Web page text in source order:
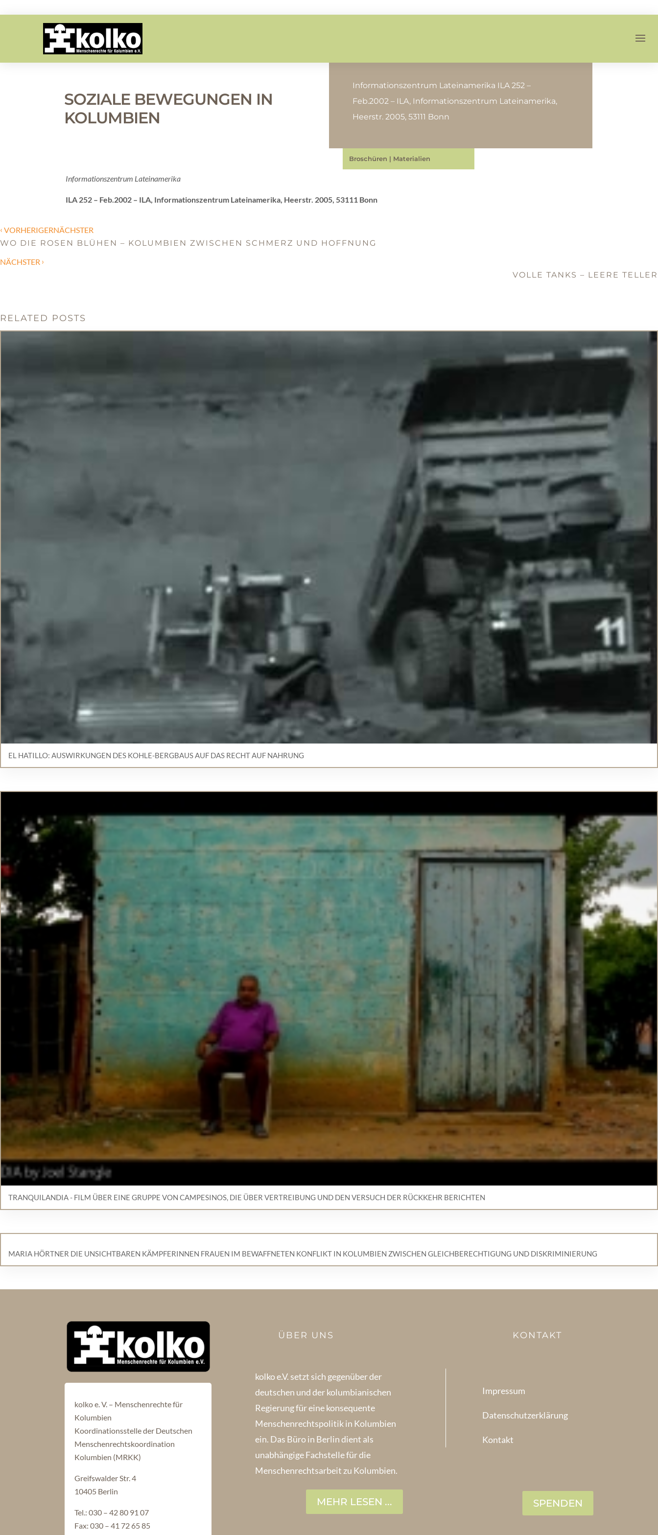
SOZIALE BEWEGUNGEN IN
KOLUMBIEN
Informationszentrum Lateinamerika ILA 252 –
Feb.2002 – ILA, Informationszentrum Lateinamerika,
Heerstr. 2005, 53111 Bonn
Broschüren | Materialien
Informationszentrum Lateinamerika
ILA 252 – Feb.2002 – ILA, Informationszentrum Lateinamerika, Heerstr. 2005, 53111 Bonn
‹ VORHERIGERNÄCHSTER
WO DIE ROSEN BLÜHEN – KOLUMBIEN ZWISCHEN SCHMERZ UND HOFFNUNG
NÄCHSTER ›
VOLLE TANKS – LEERE TELLER
RELATED POSTS
EL HATILLO: AUSWIRKUNGEN DES KOHLE-BERGBAUS AUF DAS RECHT AUF NAHRUNG
TRANQUILANDIA - FILM ÜBER EINE GRUPPE VON CAMPESINOS, DIE ÜBER VERTREIBUNG UND DEN VERSUCH DER RÜCKKEHR BERICHTEN
MARIA HÖRTNER DIE UNSICHTBAREN KÄMPFERINNEN FRAUEN IM BEWAFFNETEN KONFLIKT IN KOLUMBIEN ZWISCHEN GLEICHBERECHTIGUNG UND DISKRIMINIERUNG
kolko e. V. – Menschenrechte für
Kolumbien
Koordinationsstelle der Deutschen
Menschenrechtskoordination
Kolumbien (MRKK)
Greifswalder Str. 4
10405 Berlin
Tel.: 030 – 42 80 91 07
Fax: 030 – 41 72 65 85
ÜBER UNS
kolko e.V. setzt sich gegenüber der
deutschen und der kolumbianischen
Regierung für eine konsequente
Menschenrechts­politik in Kolum­bien
ein. Das Büro in Berlin dient als
unabhängige Fachstelle für die
Menschen­rechtsarbeit zu Kolumbien.
MEHR LESEN ...
KONTAKT
Impressum
Datenschutzerklärung
Kontakt
SPENDEN